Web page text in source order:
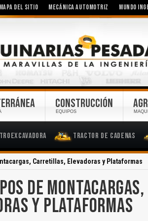
DEL SITIO MECÁNICA AUTOMOTRIZ MUNDO
Tractor de Cadenas
CONSTRUCCIÓN
EQUIPOS
Carretillas, Elevadoras y Plataformas
DE MONTACARGAS,
Y PLATAFORMAS